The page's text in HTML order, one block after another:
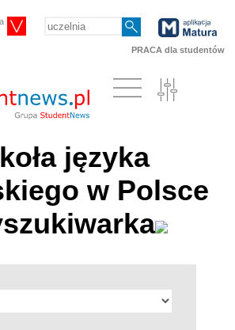
PRACA dla studentów
języka
w Polsce